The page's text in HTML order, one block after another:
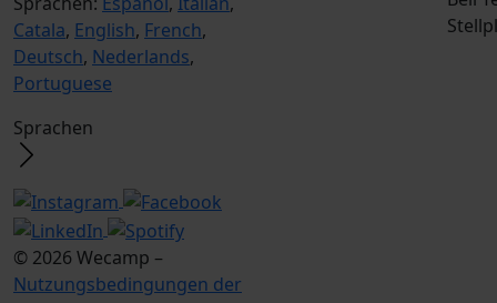
Catala, English, French,
Deutsch, Nederlands,
Portuguese
Sprachen
© 2026 Wecamp –
Nutzungsbedingungen der